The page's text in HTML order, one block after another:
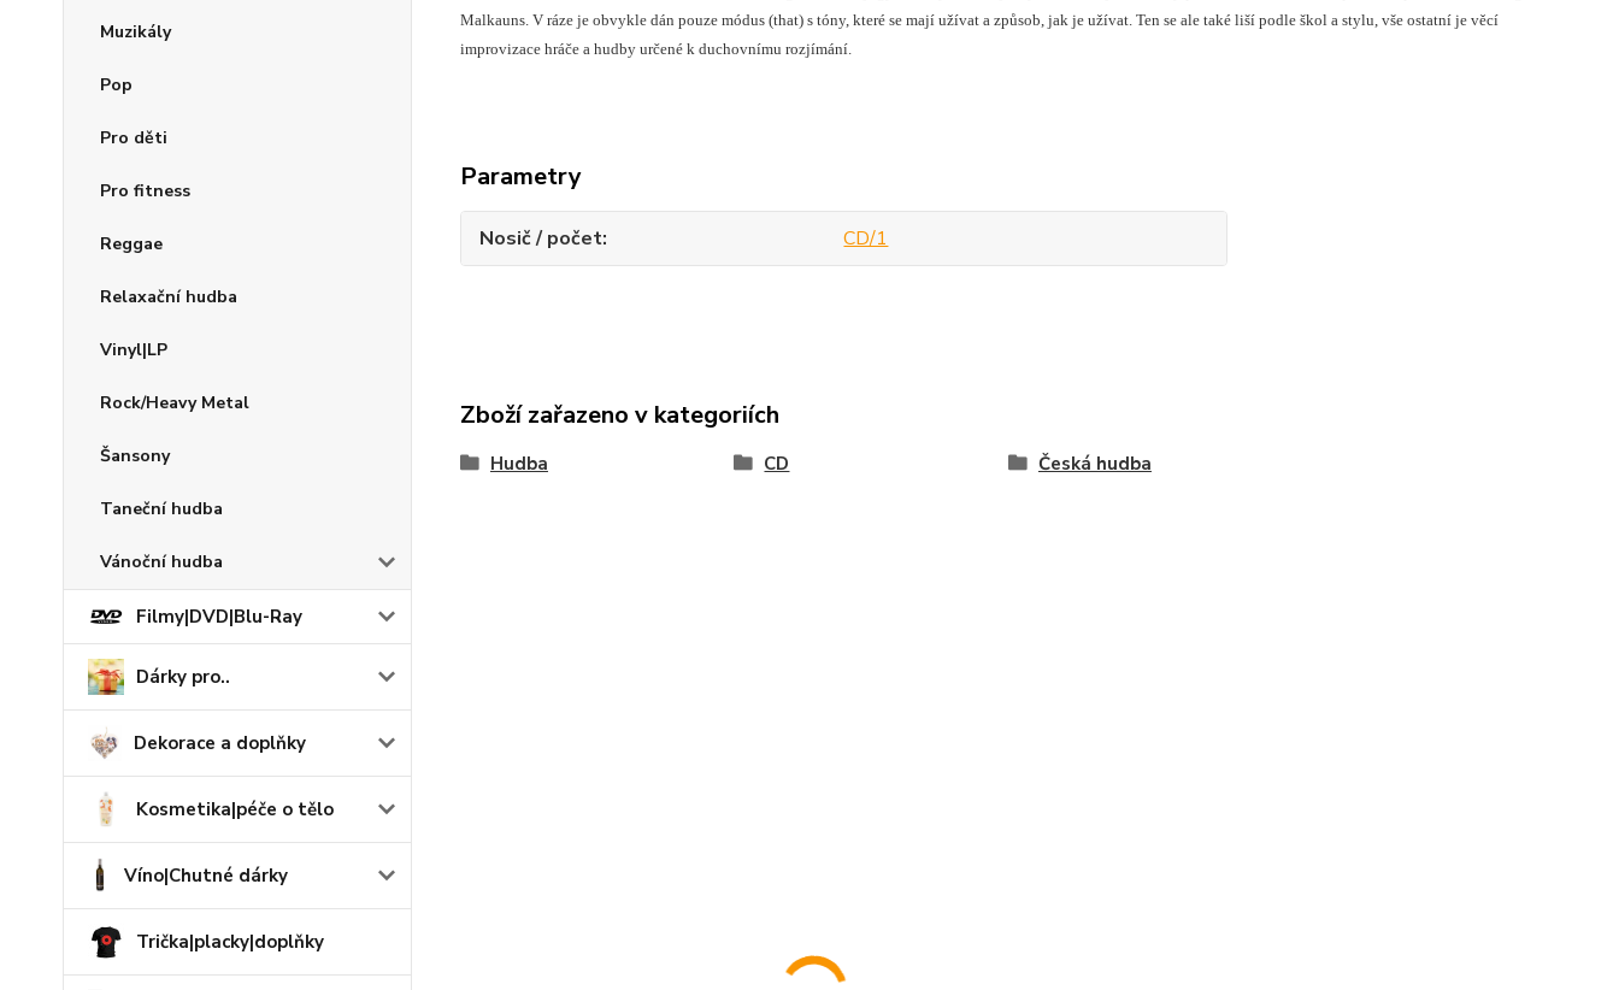
Muzikály
Pop
Pro děti
Pro fitness
Reggae
Relaxační hudba
Vinyl|LP
Rock/Heavy Metal
Šansony
Taneční hudba
Vánoční hudba
Filmy|DVD|Blu-Ray
Dárky pro..
Dekorace a doplňky
Kosmetika|péče o tělo
Víno|Chutné dárky
Trička|placky|doplňky
Malkauns. V ráze je obvykle dán pouze módus (that) s tóny, které se mají užívat a způsob, jak je užívat. Ten se ale také liší podle škol a stylu, vše ostatní je věcí
improvizace hráče a hudby určené k duchovnímu rozjímání.
Parametry
Nosič / počet CD/1
Zboží zařazeno v kategoriích
Hudba CD Česká hudba